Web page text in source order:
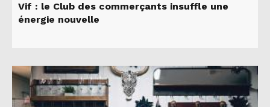
Vif : le Club des commerçants insuffle une
énergie nouvelle